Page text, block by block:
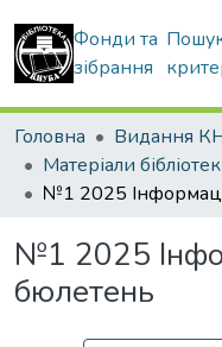
Фонди та
зібрання
Головна
Видання
№1 2025
бюлетень